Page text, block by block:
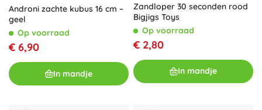
Androni zachte kubus 16 cm –
geel
Op voorraad
€ 6,90
In mandje
Zandloper 30 seconden rood
Bigjigs Toys
Op voorraad
€ 2,80
In mandje